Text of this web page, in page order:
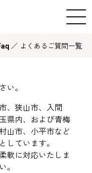
／ よくあるご質問一覧
い。
、狭山市、入間
県内、および青梅
山市、小平市など
しています。
軟に対応いたしま
。